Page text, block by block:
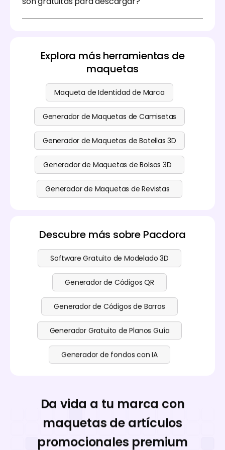
electrónico. Solo asegúrate de que tus diseños
premium. Por favor, consulta nuestra
página de preciospara más detalles.
Explora más herramientas de
maquetas
Maqueta de Identidad de Marca
Generador de Maquetas de Camisetas
Generador de Maquetas de Botellas 3D
Generador de Maquetas de Bolsas 3D
Generador de Maquetas de Revistas
Descubre más sobre Pacdora
Software Gratuito de Modelado 3D
Generador de Códigos QR
Generador de Códigos de Barras
Generador Gratuito de Planos Guía
Generador de fondos con IA
Da vida a tu marca con
maquetas de artículos
promocionales premium